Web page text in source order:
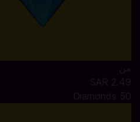
من
SAR 2.49
50 Diamonds